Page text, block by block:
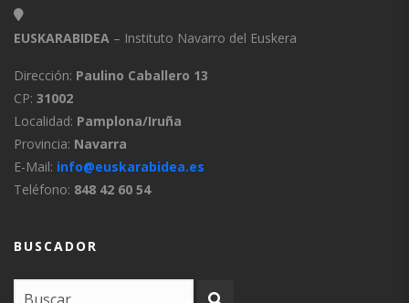
EUSKARABIDEA – Instituto Navarro del Euskera
Dirección: Paulino Caballero 13
CP: 31002
Localidad: Pamplona/Iruña
Provincia: Navarra
E-Mail: info@euskarabidea.es
Teléfono: 848 42 60 54
BUSCADOR